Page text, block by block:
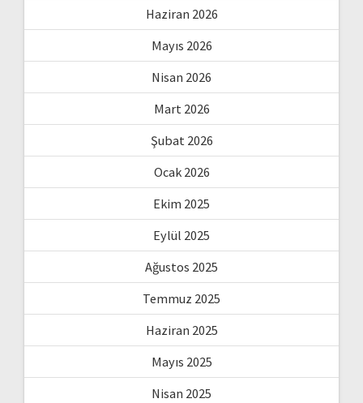
Haziran 2026
Mayıs 2026
Nisan 2026
Mart 2026
Şubat 2026
Ocak 2026
Ekim 2025
Eylül 2025
Ağustos 2025
Temmuz 2025
Haziran 2025
Mayıs 2025
Nisan 2025